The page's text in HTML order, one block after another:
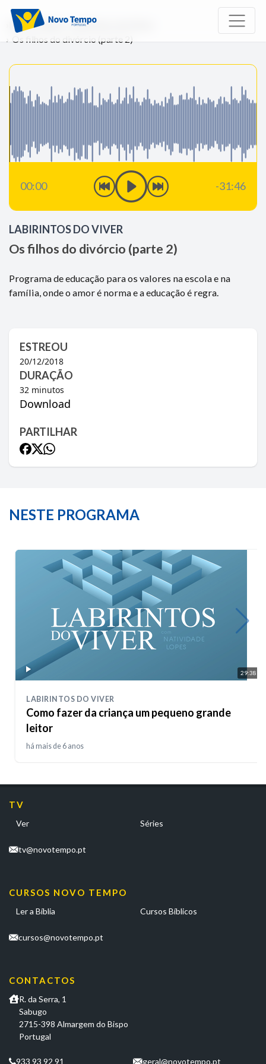
Início Rádio
Labirintos do Viver
Os filhos do divórcio (parte 2)
00:00 -31:46
LABIRINTOS DO VIVER
Os filhos do divórcio (parte 2)
Programa de educação para os valores na escola e na
família, onde o amor é norma e a educação é regra.
ESTREOU
20/12/2018
DURAÇÃO
32 minutos
Download
PARTILHAR
NESTE PROGRAMA
29:38
LABIRINTOS DO VIVER
Como fazer da criança um pequeno grande
leitor
há mais de 6 anos
TV
Ver Séries
tv@novotempo.pt
CURSOS NOVO TEMPO
Ler a Bíblia Cursos Bíblicos
cursos@novotempo.pt
CONTACTOS
R. da Serra, 1
Sabugo
2715-398 Almargem do Bispo
Portugal
933 93 92 91 geral@novotempo.pt